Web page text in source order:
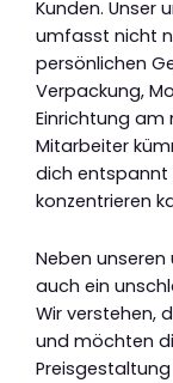
Kunden. Unser
umfasst nicht
persönlichen
Verpackung,
Einrichtung am
Mitarbeiter
dich entspannt
konzentrieren
Neben
auch ein
Wir verstehen,
und möchten